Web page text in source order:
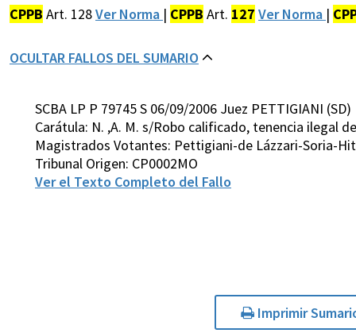
CPPB Art. 128Ver Norma | CPPB Art. 127 Ver Norma |
OCULTAR FALLOS DEL SUMARIO
SCBA LP P 79745 S 06/09/2006 Juez PETTIGIANI (SD)
Carátula: N. ,A. M. s/Robo calificado, tenencia ilegal
Magistrados Votantes: Pettigiani-de Lázzari-Soria-
Tribunal Origen: CP0002MO
Ver el Texto Completo del Fallo
Imprimir